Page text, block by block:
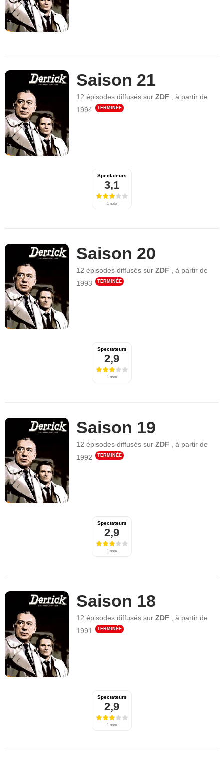
Saison 21
12 épisodes diffusés surZDF ,à partir de
1994
TERMINÉE
Spectateurs
3,1
1 note
Saison 20
12 épisodes diffusés surZDF ,à partir de
1993
TERMINÉE
Spectateurs
2,9
1 note
Saison 19
12 épisodes diffusés surZDF ,à partir de
1992
TERMINÉE
Spectateurs
2,9
1 note
Saison 18
12 épisodes diffusés surZDF ,à partir de
1991
TERMINÉE
Spectateurs
2,9
1 note